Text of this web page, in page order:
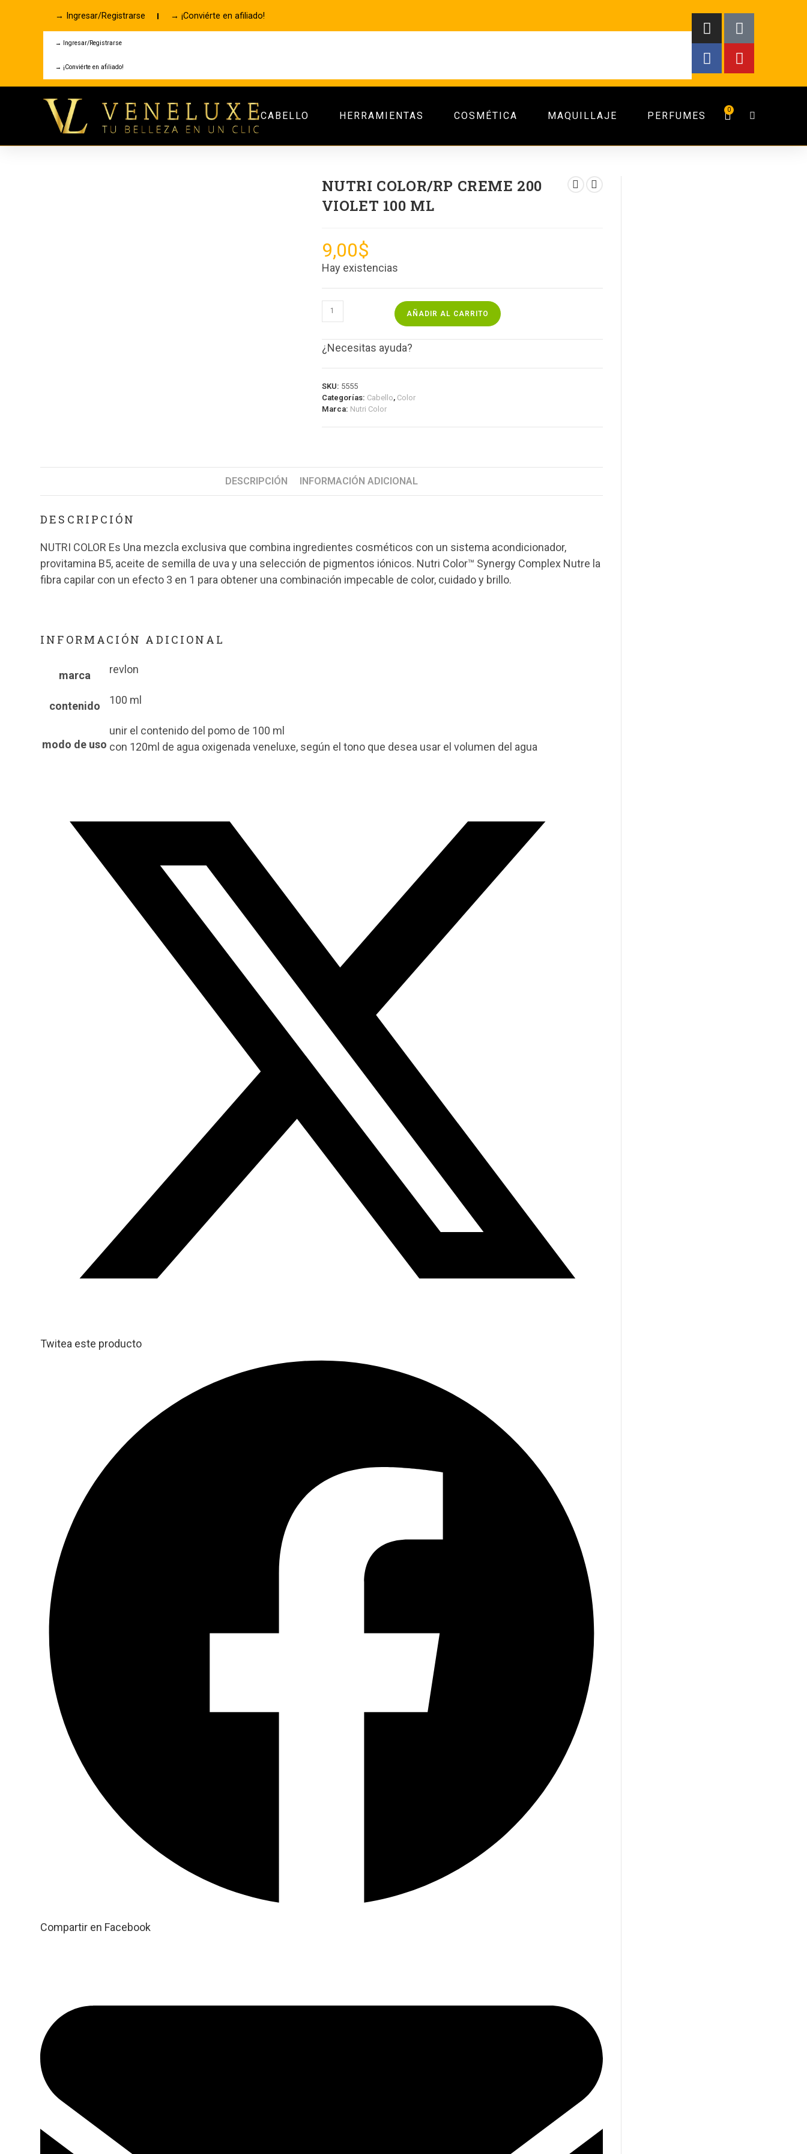
→ Ingresar/Registrarse → ¡Conviérte en afiliado!
→ Ingresar/Registrarse
→ ¡Conviérte en afiliado!
CABELLO HERRAMIENTAS COSMÉTICA MAQUILLAJE PERFUMES 0
NUTRI COLOR/RP CREME 200
VIOLET 100 ML
9,00$
Hay existencias
AÑADIR AL CARRITO
¿Necesitas ayuda?
SKU: 5555
Categorías: Cabello, Color
Marca: Nutri Color
DESCRIPCIÓN INFORMACIÓN ADICIONAL
DESCRIPCIÓN
NUTRI COLOR Es Una mezcla exclusiva que combina ingredientes cosméticos con un sistema acondicionador,
provitamina B5, aceite de semilla de uva y una selección de pigmentos iónicos. Nutri Color™ Synergy Complex Nutre la
fibra capilar con un efecto 3 en 1 para obtener una combinación impecable de color, cuidado y brillo.
INFORMACIÓN ADICIONAL
marca revlon
contenido 100 ml
modo de uso
unir el contenido del pomo de 100 ml
con 120ml de agua oxigenada veneluxe, según el tono que desea usar el volumen del agua
Twitea este producto
Compartir en Facebook